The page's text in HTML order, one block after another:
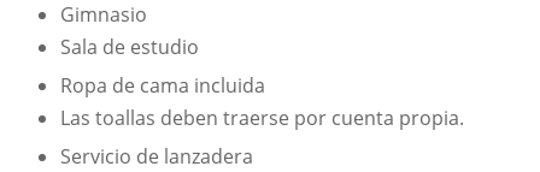
Gimnasio
Sala de estudio
Ropa de cama incluida
Las toallas deben traerse por cuenta propia.
Servicio de lanzadera